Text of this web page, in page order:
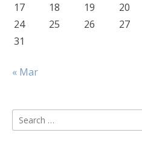
17
18 19 20
24
25 26 27
31
« Mar
Search
for: